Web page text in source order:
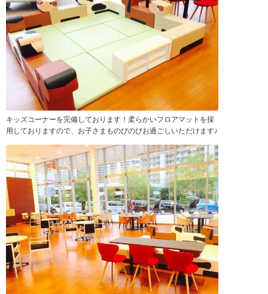
キッズコーナーを完備しております！柔らかいフロアマットを採
用しておりますので、お子さまものびのびお過ごしいただけます♪